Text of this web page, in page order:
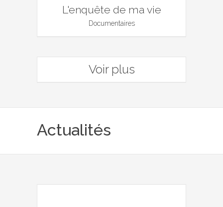
L'enquête de ma vie
Documentaires
Voir plus
Actualités